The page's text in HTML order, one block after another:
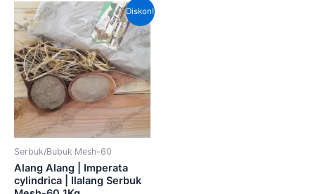
Diskon!
Serbuk/Bubuk Mesh-60
Alang Alang | Imperata
cylindrica | Ilalang Serbuk
Harga
aslinya
adalah:
Rp80,000.00.
Harga
saat
ini
adalah:
Rp55,000.00.